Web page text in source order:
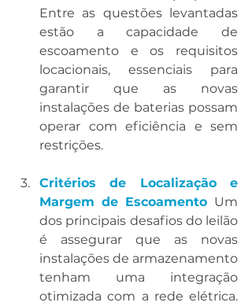
Entre as questões levantadas
estão a capacidade de
escoamento e os requisitos
locacionais, essenciais para
garantir que as novas
instalações de baterias possam
operar com eficiência e sem
restrições.
Critérios de Localização e
Margem de Escoamento Um
dos principais desafios do leilão
é assegurar que as novas
instalações de armazenamento
tenham uma integração
otimizada com a rede elétrica.